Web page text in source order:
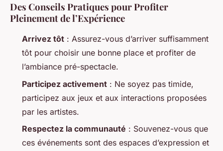
Des Conseils Pratiques pour Profiter
Pleinement de l’Expérience
Arrivez tôt : Assurez-vous d’arriver suffisamment
tôt pour choisir une bonne place et profiter de
l’ambiance pré-spectacle.
Participez activement : Ne soyez pas timide,
participez aux jeux et aux interactions proposées
par les artistes.
Respectez la communauté : Souvenez-vous que
ces événements sont des espaces d’expression et